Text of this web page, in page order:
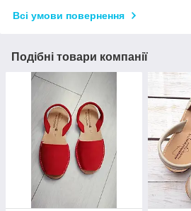
Всі умови повернення
Подібні товари компанії